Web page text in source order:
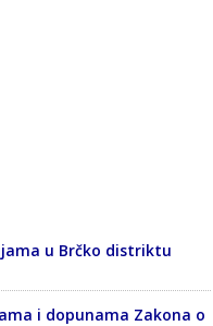
u Brčko distriktu
i dopunama Zakona o